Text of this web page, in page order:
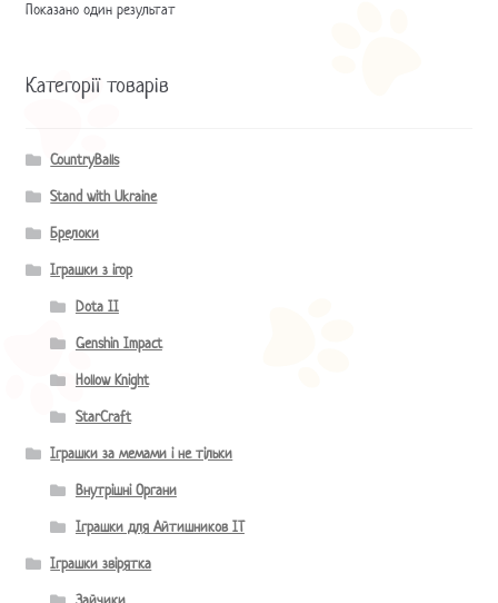
Показано один результат
Категорії товарів
CountryBalls
Stand with Ukraine
Брелоки
Іграшки з ігор
Dota II
Genshin Impact
Hollow Knight
StarCraft
Іграшки за мемами і не тільки
Внутрішні Органи
Іграшки для Айтишников IT
Іграшки звірятка